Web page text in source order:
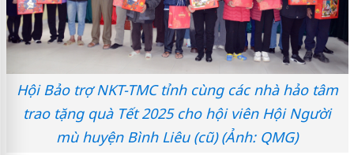
Hội Bảo trợ NKT-TMC tỉnh cùng các nhà hảo tâm
trao tặng quà Tết 2025 cho hội viên Hội Người
mù huyện Bình Liêu (cũ) (Ảnh: QMG)